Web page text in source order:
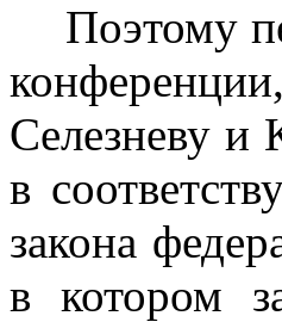
Поэтому
Селезневу и
в
закона
в котором